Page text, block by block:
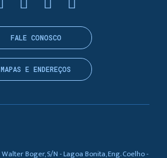
FALE CONOSCO
MAPAS E ENDEREÇOS